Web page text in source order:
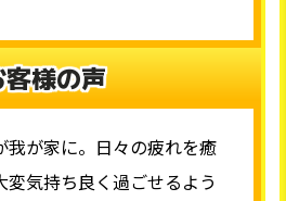
様の声
我が家に。日々の疲れを癒
気持ち良く過ごせるよう